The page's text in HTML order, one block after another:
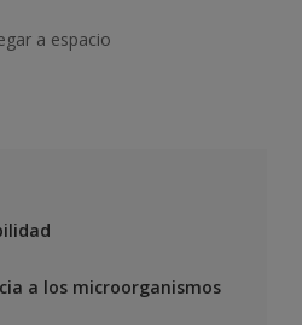
a espacio
a los microorganismos